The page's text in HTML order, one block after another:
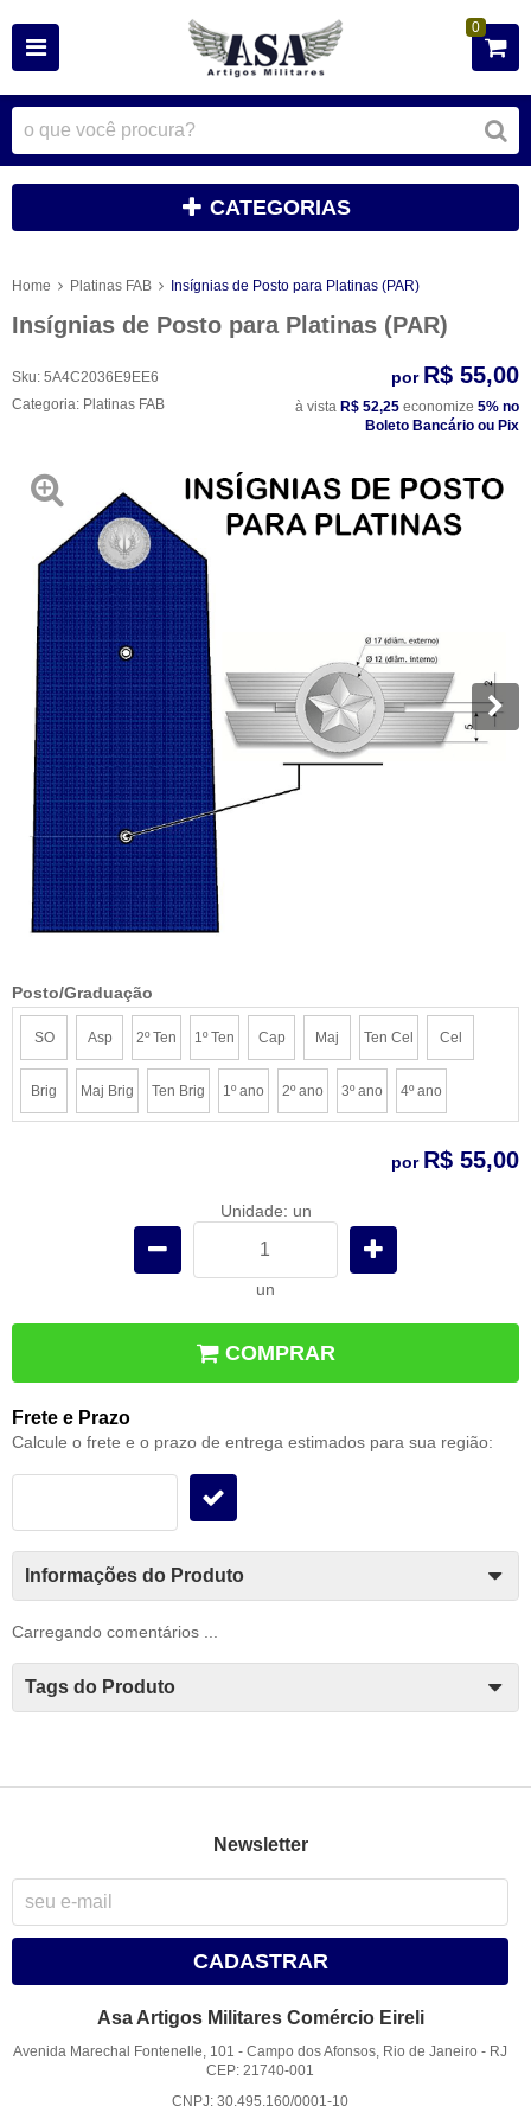
0
CATEGORIAS
Home Platinas FAB Insígnias de Posto para Platinas (PAR)
Insígnias de Posto para Platinas (PAR)
Sku: 5A4C2036E9EE6
Categoria: Platinas FAB
por R$ 55,00
à vista R$ 52,25 economize 5% no
Boleto Bancário ou Pix
Posto/Graduação
SO Asp 2º Ten 1º Ten Cap Maj Ten Cel Cel
Brig Maj Brig Ten Brig 1º ano 2º ano 3º ano 4º ano
por R$ 55,00
Unidade: un
un
COMPRAR
Frete e Prazo
Calcule o frete e o prazo de entrega estimados para sua região:
Informações do Produto
Carregando comentários ...
Tags do Produto
Newsletter
CADASTRAR
Asa Artigos Militares Comércio Eireli
Avenida Marechal Fontenelle, 101 -Campo dos Afonsos, Rio de Janeiro - RJ
CEP: 21740-001
CNPJ: 30.495.160/0001-10